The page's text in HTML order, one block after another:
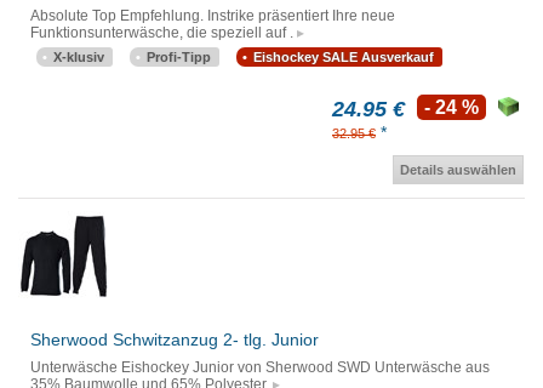
Absolute Top Empfehlung. Instrike präsentiert Ihre neue
Funktionsunterwäsche, die speziell auf .
X-klusiv Profi-Tipp Eishockey SALE Ausverkauf
24.95 €
32.95 € *
- 24 %
Details auswählen
Sherwood Schwitzanzug 2- tlg. Junior
Unterwäsche Eishockey Junior von Sherwood SWD Unterwäsche aus
35% Baumwolle und 65% Polyester.